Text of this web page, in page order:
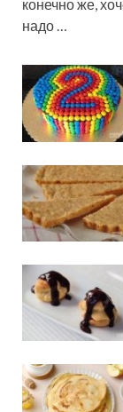
конечно же,
надо …